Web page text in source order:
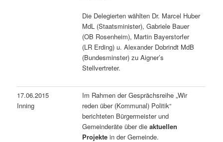
Die Delegierten wählten Dr. Marcel Huber
MdL (Staatsminister), Gabriele Bauer
(OB Rosenheim), Martin Bayerstorfer
(LR Erding) u. Alexander Dobrindt MdB
(Bundesminster) zu Aigner’s
Stellvertreter.
17.06.2015
Inning
Im Rahmen der Gesprächsreihe „Wir
reden über (Kommunal) Politik“
berichteten Bürgermeister und
Gemeinderäte über dieaktuellen
Projekte in der Gemeinde.